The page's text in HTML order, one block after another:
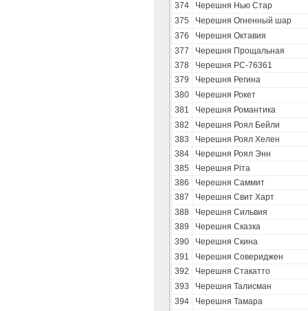
374
Черешня Нью Стар
375
Черешня Огненный шар
376
Черешня Октавия
377
Черешня Прощальная
378
Черешня РС-76361
379
Черешня Регина
380
Черешня Рокет
381
Черешня Романтика
382
Черешня Роял Бейли
383
Черешня Роял Хелен
384
Черешня Роял Энн
385
Черешня Ріта
386
Черешня Саммит
387
Черешня Свит Харт
388
Черешня Сильвия
389
Черешня Сказка
390
Черешня Скина
391
Черешня Совериджен
392
Черешня Стакатто
393
Черешня Талисман
394
Черешня Тамара